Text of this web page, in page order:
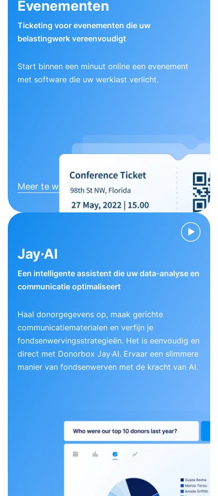
Evenementen
Ticketing voor evenementen die uw
belastingwerk vereenvoudigt
Start binnen een minuut online een evenement
met software die uw werklast verlicht.
Meer te weten komen
Jay·AI
Een intelligente assistent die uw data-analyse en
communicatie optimaliseert
Haal donorgegevens op, maak gerichte
communicatiematerialen en verfijn je
fondsenwervingsstrategieën. Het is eenvoudig en
direct met Donorbox Jay·AI. Ervaar een slimmere
manier van fondsenwerven met de kracht van AI.